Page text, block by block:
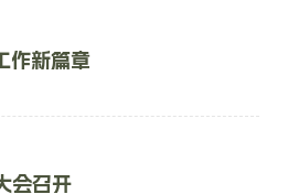
作新篇章
会召开